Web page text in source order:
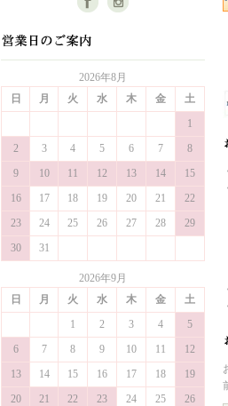
2026年8月
日
月 火 水 木 金
土
1
2
3 4 5 6 7
8
9
10 11 12 13 14
15
16
17 18 19 20 21
22
23
24 25 26 27 28
29
30
31
2026年9月
日
月 火 水 木 金
土
1
2 3 4
5
6
7 8 9 10 11
12
13
14 15 16 17 18
19
20
21 22 23 24 25
26